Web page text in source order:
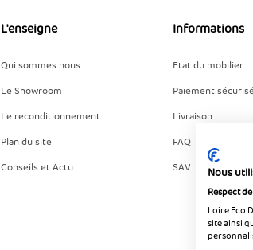
L'enseigne
Qui sommes nous
Le Showroom
Le reconditionnement
Plan du site
Conseils et Actu
Informations
Etat du mobilier
Paiement
Livraison
FAQ
SAV
Nous
Respect
Loire Eco
site ainsi